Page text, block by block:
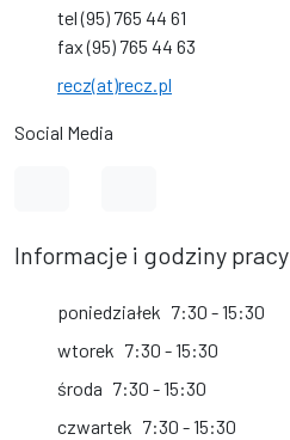
tel (95) 765 44 61
fax (95) 765 44 63
recz(at)recz.pl
Social Media
Informacje i godziny pracy
poniedziałek 7:30 - 15:30
wtorek 7:30 - 15:30
środa 7:30 - 15:30
czwartek 7:30 - 15:30